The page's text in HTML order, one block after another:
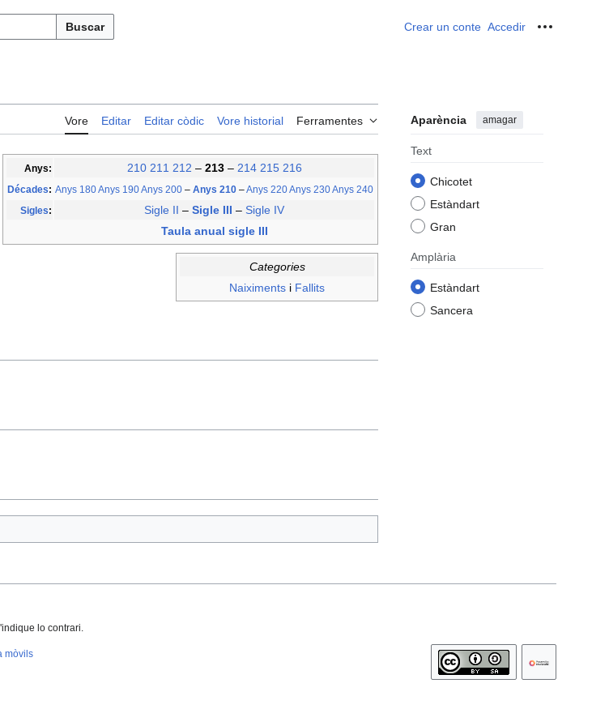
Buscar Crear un conte Accedir
Vore Editar Editar còdic Vore historial Ferramentes Aparència amagar
Text
Chicotet
Estàndart
Gran
Amplària
Estàndart
Sancera
Anys: 210 211 212 – 213 – 214 215 216
Décades: Anys 180Anys 190Anys 200 – Anys 210 –Anys 220Anys 230Anys 240
Sigles: Sigle II – Sigle III – Sigle IV
Taula anual sigle III
Categories
Naiximents i Fallits
lo contrari.
mòvils